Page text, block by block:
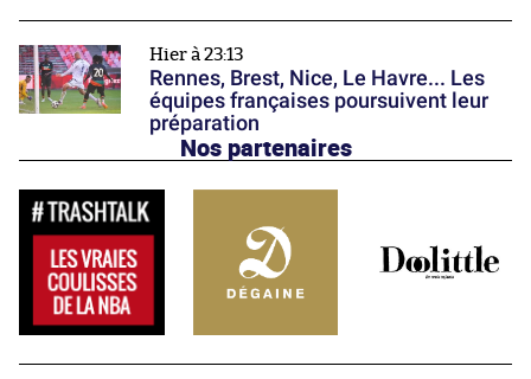
Hier à 23:13
Rennes, Brest, Nice, Le Havre... Les
équipes françaises poursuivent leur
préparation
Nos partenaires